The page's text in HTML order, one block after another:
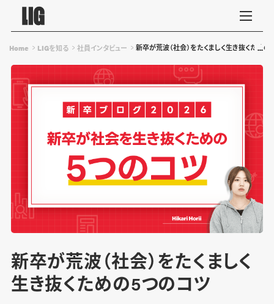
Home LIGを知る 社員インタビュー 新卒が荒波（社会）をたくましく生き抜くため
新卒が荒波（社会）をたくましく
生き抜くための5つのコツ